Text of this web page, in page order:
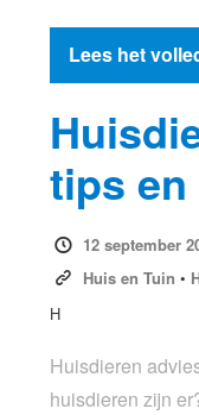
Lees het
tips
12 september
Huis en Tuin •
H
Huisdieren
huisdieren zijn